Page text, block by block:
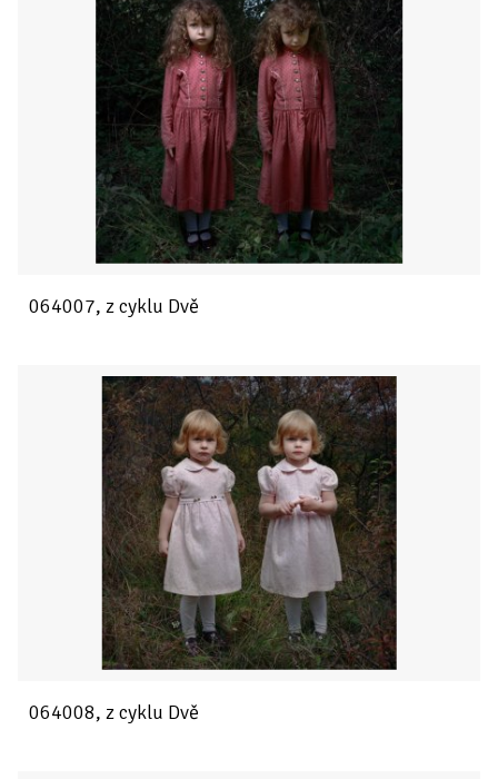
064007, z cyklu Dvě
064008, z cyklu Dvě